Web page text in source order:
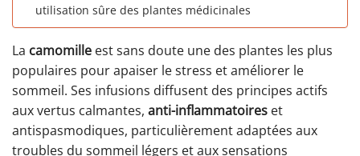
utilisation sûre des plantes médicinales
La camomille est sans doute une des plantes les plus
populaires pour apaiser le stress et améliorer le
sommeil. Ses infusions diffusent des principes actifs
aux vertus calmantes, anti-inflammatoires et
antispasmodiques, particulièrement adaptées aux
troubles du sommeil légers et aux sensations